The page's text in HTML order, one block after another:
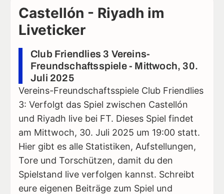
Castellón - Riyadh im
Liveticker
Club Friendlies 3 Vereins-
Freundschaftsspiele - Mittwoch, 30.
Juli 2025
Vereins-Freundschaftsspiele Club Friendlies
3: Verfolgt das Spiel zwischen Castellón
und Riyadh live bei FT. Dieses Spiel findet
am Mittwoch, 30. Juli 2025 um 19:00 statt.
Hier gibt es alle Statistiken, Aufstellungen,
Tore und Torschützen, damit du den
Spielstand live verfolgen kannst. Schreibt
eure eigenen Beiträge zum Spiel und